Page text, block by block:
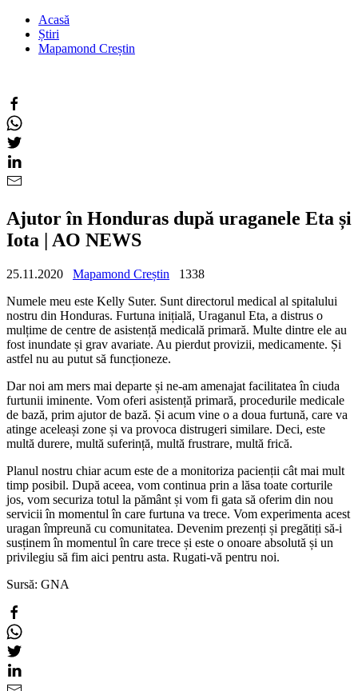
Acasă
Știri
Mapamond Creștin
Ajutor în Honduras după uraganele Eta și
Iota | AO NEWS
25.11.2020 Mapamond Creștin
1338
Numele meu este Kelly Suter. Sunt directorul medical al spitalului
nostru din Honduras. Furtuna inițială, Uraganul Eta, a distrus o
mulțime de centre de asistență medicală primară. Multe dintre ele au
fost inundate și grav avariate. Au pierdut provizii, medicamente. Și
astfel nu au putut să funcționeze.
Dar noi am mers mai departe și ne-am amenajat facilitatea în ciuda
furtunii iminente. Vom oferi asistență primară, procedurile medicale
de bază, prim ajutor de bază. Și acum vine o a doua furtună, care va
atinge aceleași zone și va provoca distrugeri similare. Deci, este
multă durere, multă suferință, multă frustrare, multă frică.
Planul nostru chiar acum este de a monitoriza pacienții cât mai mult
timp posibil. După aceea, vom continua prin a lăsa toate corturile
jos, vom securiza totul la pământ și vom fi gata să oferim din nou
servicii în momentul în care furtuna va trece. Vom experimenta acest
uragan împreună cu comunitatea. Devenim prezenți și pregătiți să-i
susținem în momentul în care trece și este o onoare absolută și un
privilegiu să fim aici pentru asta. Rugati-vă pentru noi.
Sursă: GNA